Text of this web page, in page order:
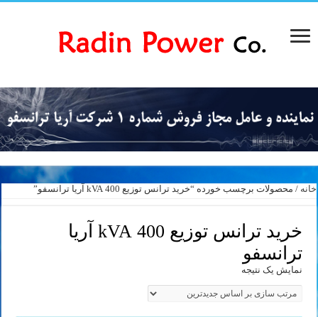
خانه / محصولات برچسب خورده “خرید ترانس توزیع 400 kVA آریا ترانسفو”
خرید ترانس توزیع 400 kVA آریا
ترانسفو
نمایش یک نتیجه